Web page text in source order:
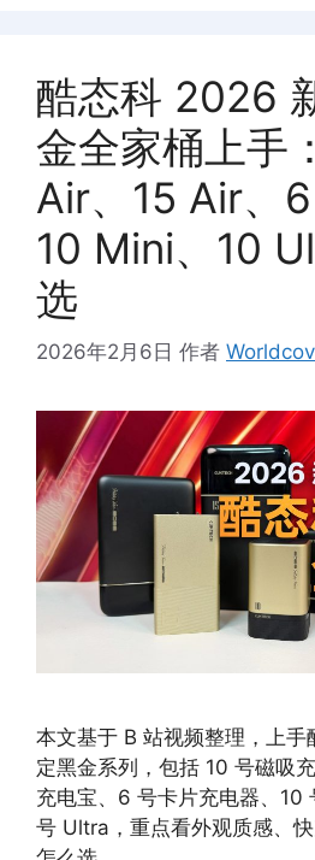
酷态科 2026
金全家桶上手
Air、15 Air、6
10 Mini、10
选
2026年2月6日 作者
本文基于 B 站视频整理，上
定黑金系列，包括 10 号磁吸
充电宝、6 号卡片充电器、10
号 Ultra，重点看外观质感、